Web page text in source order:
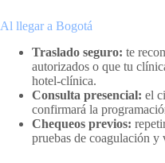
Al llegar a Bogotá
Traslado seguro: te
autorizados o que tu
hotel-clínica.
Consulta presencial: el
confirmará la
Chequeos previos:
pruebas de coagulación y